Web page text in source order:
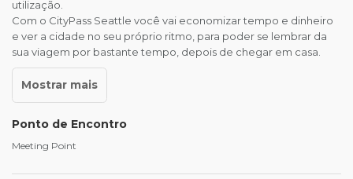
utilização.
Com o CityPass Seattle você vai economizar tempo e dinheiro
e ver a cidade no seu próprio ritmo, para poder se lembrar da
sua viagem por bastante tempo, depois de chegar em casa.
Ponto de Encontro
Meeting Point